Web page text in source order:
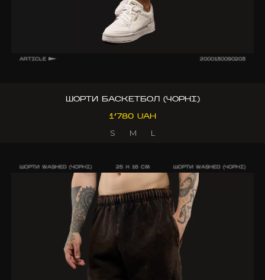
ARTICLE 2000130090203
ШОРТИ БАСКЕТБОЛ (ЧОРНІ)
1’780 UAH
S
M L
ШОРТИ WASHED (ЧОРНІ) 25 X 16 CM ШОРТИ WASHED (ЧОРНІ)